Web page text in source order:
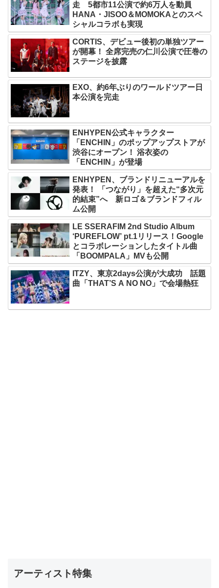
走 5都市11公演で約6万人を動員
HANA・JISOO＆MOMOKAとのスペ
シャルコラボも実現
CORTIS、デビュー後初の単独ツアー
が開幕！ 全席完売の仁川公演で圧巻の
ステージを披露
EXO、約6年ぶりのワールドツアー日
本公演を完走
ENHYPEN公式キャラクター
「ENCHIN」のポップアップストアが
渋谷にオープン！ 浴衣姿の
「ENCHIN」が登場
ENHYPEN、ブランドリニューアルを
発表！ 「つながり」を超えた“多次元
的結束”へ 新ロゴ＆ブランドフィル
ム公開
LE SSERAFIM 2nd Studio Album
‘PUREFLOW’ pt.1リリース！Google
とコラボレーションしたタイトル曲
「BOOMPALA」MVも公開
ITZY、東京2days公演が大成功 話題
曲「THAT’S A NO NO」で会場熱狂
アーティスト特集